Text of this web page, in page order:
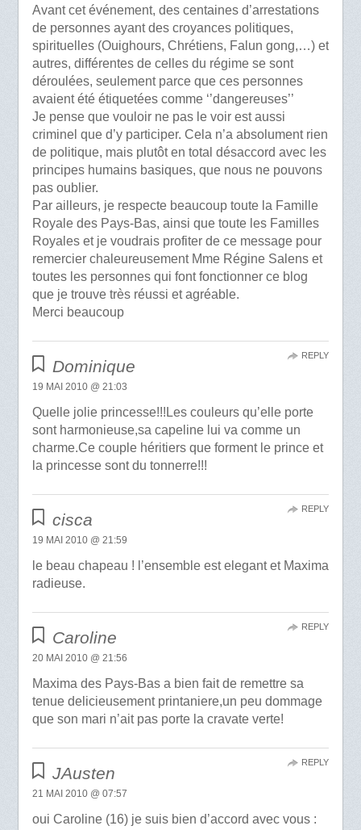
Avant cet événement, des centaines d’arrestations
de personnes ayant des croyances politiques,
spirituelles (Ouighours, Chrétiens, Falun gong,…) et
autres, différentes de celles du régime se sont
déroulées, seulement parce que ces personnes
avaient été étiquetées comme ‘’dangereuses’’
Je pense que vouloir ne pas le voir est aussi
criminel que d’y participer. Cela n’a absolument rien
de politique, mais plutôt en total désaccord avec les
principes humains basiques, que nous ne pouvons
pas oublier.
Par ailleurs, je respecte beaucoup toute la Famille
Royale des Pays-Bas, ainsi que toute les Familles
Royales et je voudrais profiter de ce message pour
remercier chaleureusement Mme Régine Salens et
toutes les personnes qui font fonctionner ce blog
que je trouve très réussi et agréable.
Merci beaucoup
Dominique
19 MAI 2010 @ 21:03
Quelle jolie princesse!!!Les couleurs qu’elle porte
sont harmonieuse,sa capeline lui va comme un
charme.Ce couple héritiers que forment le prince et
la princesse sont du tonnerre!!!
REPLY
cisca
19 MAI 2010 @ 21:59
le beau chapeau ! l’ensemble est elegant et Maxima
radieuse.
REPLY
Caroline
20 MAI 2010 @ 21:56
Maxima des Pays-Bas a bien fait de remettre sa
tenue delicieusement printaniere,un peu dommage
que son mari n’ait pas porte la cravate verte!
REPLY
JAusten
21 MAI 2010 @ 07:57
oui Caroline (16) je suis bien d’accord avec vous :
REPLY